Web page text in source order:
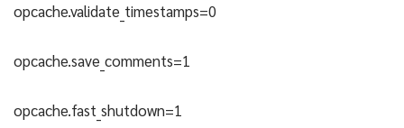
opcache.validate_timestamps=0
opcache.save_comments=1
opcache.fast_shutdown=1